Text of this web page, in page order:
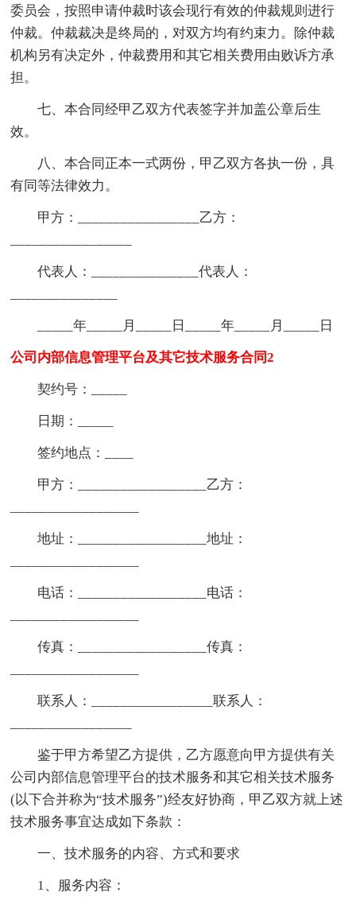
委员会，按照申请仲裁时该会现行有效的仲裁规则进行
仲裁。仲裁裁决是终局的，对双方均有约束力。除仲裁
机构另有决定外，仲裁费用和其它相关费用由败诉方承
担。
七、本合同经甲乙双方代表签字并加盖公章后生
效。
八、本合同正本一式两份，甲乙双方各执一份，具
有同等法律效力。
甲方：_________________乙方：
代表人：_______________代表人：
_____年_____月_____日_____年_____月_____日
公司内部信息管理平台及其它技术服务合同2
契约号：_____
日期：_____
签约地点：____
甲方：__________________乙方：
地址：__________________地址：
电话：__________________电话：
传真：__________________传真：
联系人：_________________联系人：
鉴于甲方希望乙方提供，乙方愿意向甲方提供有关
公司内部信息管理平台的技术服务和其它相关技术服务
(以下合并称为“技术服务”)经友好协商，甲乙双方就上述
技术服务事宜达成如下条款：
一、技术服务的内容、方式和要求
1、服务内容：